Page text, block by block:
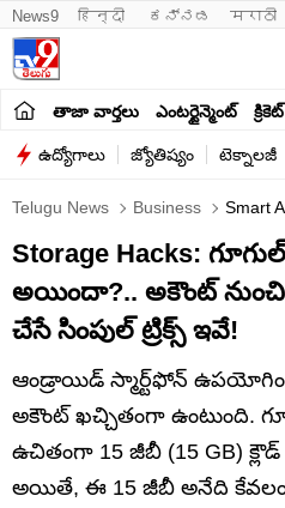
News9 हिन्दी ಕನ್ನಡ मराठी
తాజా వార్తలు ఎంటర్టైన్మెంట్ క్రికెట్
ఉద్యోగాలు జ్యోతిష్యం టెక్నాలజీ
Telugu News Business Smart
Storage Hacks:
అయిందా?.. అకౌంట్
చేసే సింపుల్ ట్రిక్స్ ఇవే!
ఆండ్రాయిడ్ స్మార్ట్‌ఫోన్
అకౌంట్ ఖచ్చితంగా ఉంటుంది.
ఉచితంగా 15 జీబీ (15 GB) క్లౌడ్
అయితే, ఈ 15 జీబీ అనేది కేవలం